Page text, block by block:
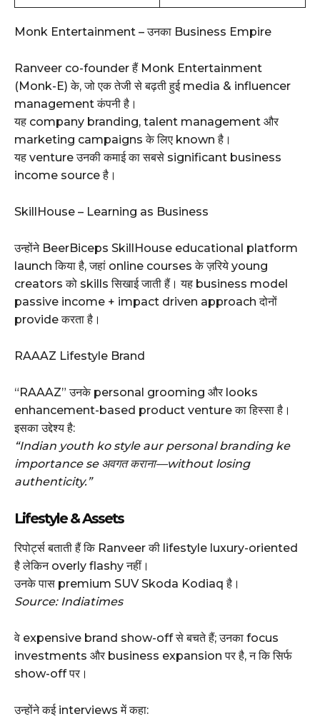
Monk Entertainment – उनका Business Empire
Ranveer co-founder हैं Monk Entertainment
(Monk-E) के, जो एक तेजी से बढ़ती हुई media & influencer
management कंपनी है।
यह company branding, talent management और
marketing campaigns के लिए known है।
यह venture उनकी कमाई का सबसे significant business
income source है।
SkillHouse – Learning as Business
उन्होंने BeerBiceps SkillHouse educational platform
launch किया है, जहां online courses के ज़रिये young
creators को skills सिखाई जाती हैं। यह business model
passive income + impact driven approach दोनों
provide करता है।
RAAAZ Lifestyle Brand
“RAAAZ” उनके personal grooming और looks
enhancement-based product venture का हिस्सा है।
इसका उद्देश्य है:
“Indian youth ko style aur personal branding ke
importance se अवगत कराना—without losing
authenticity.”
Lifestyle & Assets
रिपोर्ट्स बताती हैं कि Ranveer की lifestyle luxury-oriented
है लेकिन overly flashy नहीं।
उनके पास premium SUV Skoda Kodiaq है।
Source: Indiatimes
वे expensive brand show-off से बचते हैं; उनका focus
investments और business expansion पर है, न कि सिर्फ
show-off पर।
उन्होंने कई interviews में कहा: